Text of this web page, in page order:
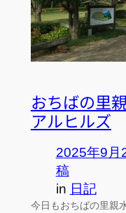
おちばの里
アルヒルズ
2025年9月
稿
in 日記
今日もおちばの里親